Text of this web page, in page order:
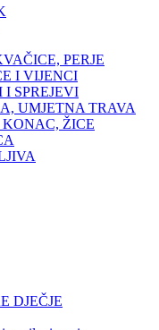
PERJE
I VIJENCI
SPREJEVI
UMJETNA TRAVA
ŽICE
DJEČJE